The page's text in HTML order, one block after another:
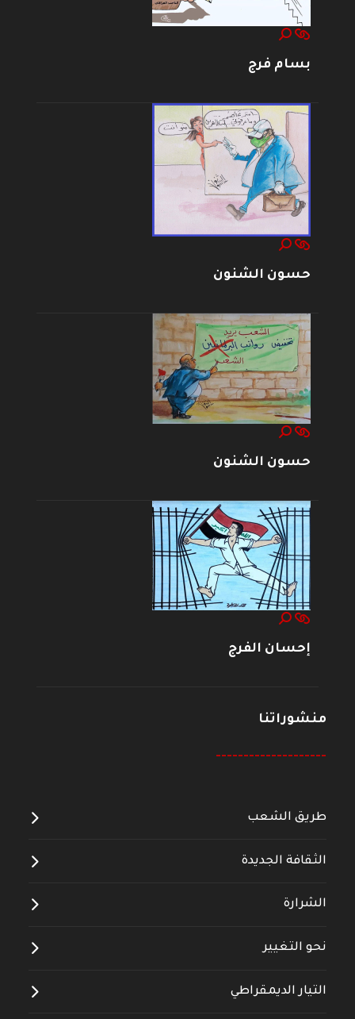
بسام فرج
حسون الشنون
حسون الشنون
إحسان الفرج
منشوراتنا
--------------------
طريق الشعب
الثقافة الجديدة
الشرارة
نحو التغيير
التيار الديمقراطي